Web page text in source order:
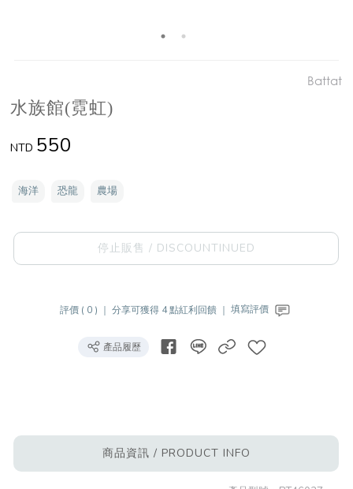
Battat
水族館(霓虹)
NTD 550
海洋 恐龍 農場
停止販售 / DISCOUNTINUED
評價 ( 0 ) ｜ 分享可獲得 4 點紅利回饋 ｜ 填寫評價
產品履歷
商品資訊 / PRODUCT INFO